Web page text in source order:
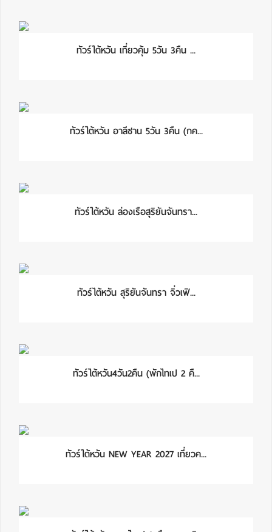
ทัวร์ไต้หวัน เที่ยวคุ้ม 5วัน 3คืน ...
ทัวร์ไต้หวัน อาลีซาน 5วัน 3คืน (กค...
ทัวร์ไต้หวัน ล่องเรือสุริยันจันทรา...
ทัวร์ไต้หวัน สุริยันจันทรา จิ่วเฟิ...
ทัวร์ไต้หวัน4วัน2คืน (พักไทเป 2 คื...
ทัวร์ไต้หวัน NEW YEAR 2027 เที่ยวค...